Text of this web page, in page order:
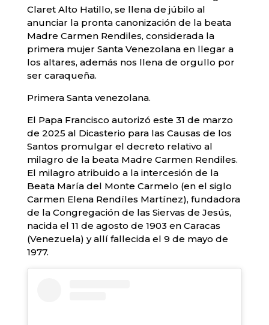
Claret Alto Hatillo, se llena de júbilo al
anunciar la pronta canonización de la beata
Madre Carmen Rendiles, considerada la
primera mujer Santa Venezolana en llegar a
los altares, además nos llena de orgullo por
ser caraqueña.
Primera Santa venezolana.
El Papa Francisco autorizó este 31 de marzo
de 2025 al Dicasterio para las Causas de los
Santos promulgar el decreto relativo al
milagro de la beata Madre Carmen Rendiles.
El milagro atribuido a la intercesión de la
Beata María del Monte Carmelo (en el siglo
Carmen Elena Rendíles Martínez), fundadora
de la Congregación de las Siervas de Jesús,
nacida el 11 de agosto de 1903 en Caracas
(Venezuela) y allí fallecida el 9 de mayo de
1977.